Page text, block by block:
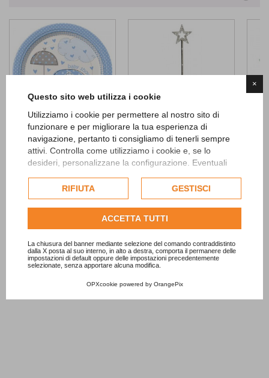
×
Questo sito web utilizza i cookie
Utilizziamo i cookie per permettere al nostro sito di
funzionare e per migliorare la tua esperienza di
navigazione, pertanto ti consigliamo di tenerli sempre
attivi. Controlla come utilizziamo i cookie e, se lo
desideri, personalizzane la configurazione. Eventuali
esclusivamente previa acquisizione del consenso
dell'utente.
Consulta l'informativa cookie completa.
RIFIUTA GESTISCI
ACCETTA TUTTI
La chiusura del banner mediante selezione del comando contraddistinto
dalla X posta al suo interno, in alto a destra, comporta il permanere delle
impostazioni di default oppure delle impostazioni precedentemente
selezionate, senza apportare alcuna modifica.
OPXcookie powered by OrangePix
Umbrellaphants Blue...
2,59 €
Star Magic Wand
2,70 €